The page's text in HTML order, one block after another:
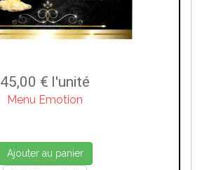
45,00 € l'unité
Menu Emotion
Ajouter au panier